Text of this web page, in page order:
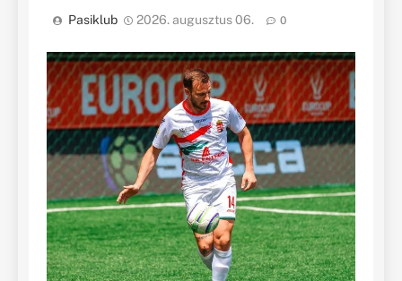
Pasiklub 2026. augusztus 06. 0